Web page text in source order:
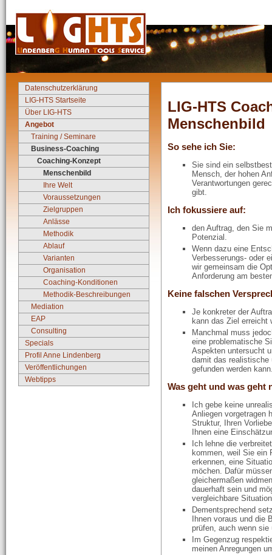
Datenschutzerklärung
LIG-HTS Startseite
Über LIG-HTS
Angebot
Training / Seminare
Business-Coaching
Coaching-Konzept
Menschenbild
Ihre Welt
Voraussetzungen
Zielgruppen
Anlässe
Methodik
Ablauf
Varianten
Organisation
Coaching-Konditionen
Methodik-Beschreibungen
Mediation
EAP
Consulting
Specials
Profil Anne Lindenberg
Veröffentlichungen
Webtipps
LIG-HTS
Menschenbild
So sehe ich Sie:
Sie sind ein
Mensch, der hohen
Verantwortungen
gibt.
Ich fokussiere auf:
den Auftrag, den Sie
Potenzial.
Wenn dazu eine
Verbesserungs- oder
wir gemeinsam die
Anforderung am
Keine falschen
Je konkreter der
kann das Ziel erreicht
Manchmal muss
eine problematische
Aspekten untersucht
damit das realistische
gefunden werden
Was geht und was geht
Ich gebe keine
Anliegen vorgetragen
Struktur, Ihren
Ihnen eine
Ich lehne die
kommen, weil Sie ein
erkennen, eine
möchen. Dafür
gleichermaßen
dauerhaft sein und
vergleichbare
Dementsprechend
Ihnen voraus und die
prüfen, auch wenn sie
Im Gegenzug
meinen Anregungen